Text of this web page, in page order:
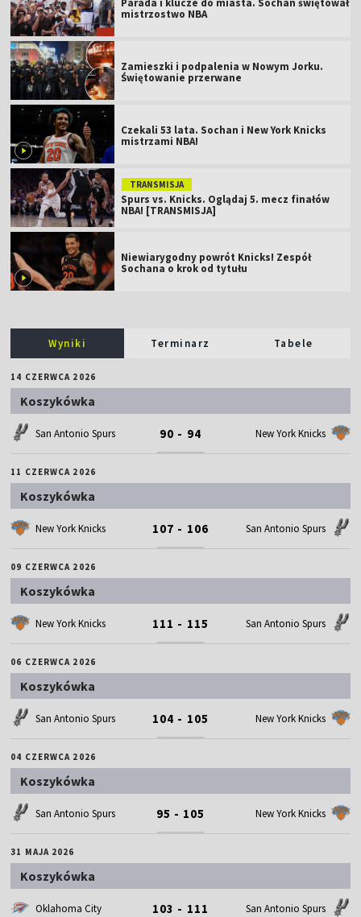
mistrzostwo NBA
Zamieszki i podpalenia w Nowym Jorku.
Świętowanie przerwane
Czekali 53 lata. Sochan i New York Knicks
mistrzami NBA!
TRANSMISJA
Spurs vs. Knicks. Oglądaj 5. mecz finałów
NBA! [TRANSMISJA]
Niewiarygodny powrót Knicks! Zespół
Sochana o krok od tytułu
Wyniki Terminarz Tabele
14 CZERWCA 2026
Koszykówka
San Antonio Spurs 90 - 94 New York Knicks
11 CZERWCA 2026
Koszykówka
New York Knicks 107 - 106 San Antonio Spurs
09 CZERWCA 2026
Koszykówka
New York Knicks 111 - 115 San Antonio Spurs
06 CZERWCA 2026
Koszykówka
San Antonio Spurs 104 - 105 New York Knicks
04 CZERWCA 2026
Koszykówka
San Antonio Spurs 95 - 105 New York Knicks
31 MAJA 2026
Koszykówka
Oklahoma City 103 - 111 San Antonio Spurs